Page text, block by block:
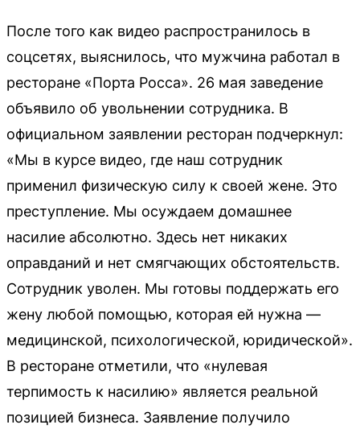
После того как видео распространилось в
соцсетях, выяснилось, что мужчина работал в
ресторане «Порта Росса». 26 мая заведение
объявило об увольнении сотрудника. В
официальном заявлении ресторан подчеркнул:
«Мы в курсе видео, где наш сотрудник
применил физическую силу к своей жене. Это
преступление. Мы осуждаем домашнее
насилие абсолютно. Здесь нет никаких
оправданий и нет смягчающих обстоятельств.
Сотрудник уволен. Мы готовы поддержать его
жену любой помощью, которая ей нужна —
медицинской, психологической, юридической».
В ресторане отметили, что «нулевая
терпимость к насилию» является реальной
позицией бизнеса. Заявление получило